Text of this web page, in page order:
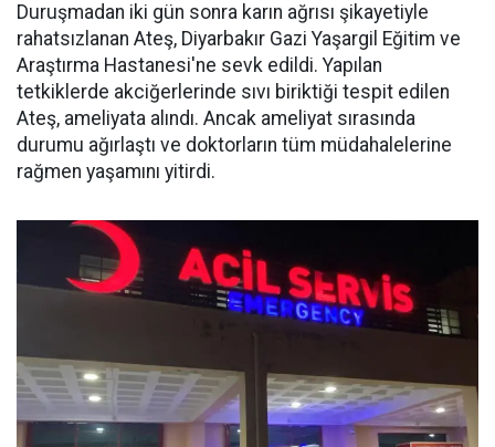
Duruşmadan iki gün sonra karın ağrısı şikayetiyle
rahatsızlanan Ateş, Diyarbakır Gazi Yaşargil Eğitim ve
Araştırma Hastanesi'ne sevk edildi. Yapılan
tetkiklerde akciğerlerinde sıvı biriktiği tespit edilen
Ateş, ameliyata alındı. Ancak ameliyat sırasında
durumu ağırlaştı ve doktorların tüm müdahalelerine
rağmen yaşamını yitirdi.